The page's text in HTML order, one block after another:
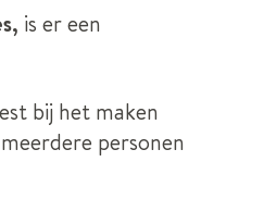
is er een
bij het maken
personen